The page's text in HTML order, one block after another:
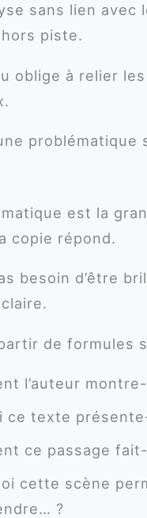
sans lien avec
piste.
oblige à relier
problématique
est la
copie répond.
besoin d’être
de formules
l’auteur
ce texte
ce passage
cette scène
?